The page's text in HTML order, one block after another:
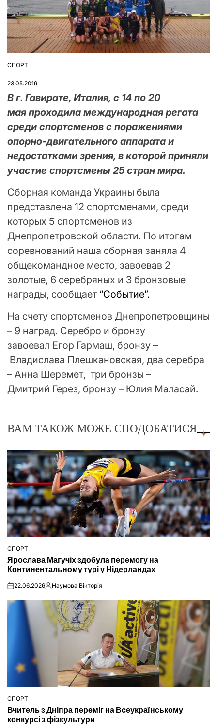
ОПУБЛІКУВАТИ
СПОРТ
23.05.2019
В г. Гавирате, Италия, с 14 по 20
мая проходила международная регата
среди спортсменов с поражениями
опорно-двигательного аппарата и
недостатками зрения, в которой приняли
участие спортсмены 25 стран мира.
Сборная команда Украины была
представлена 12 спортсменами, среди
которых 5 спортсменов из
Днепропетровской области. По итогам
соревнований наша сборная заняла 4
общекомандное место, завоевав 2
золотые, 6 серебряных и 3 бронзовые
награды, сообщает “Событие”.
На счету спортсменов Днепропетровщины
– 9 наград. Серебро и бронзу
завоевал Егор Гармаш, бронзу –
Владислава Плешкановская, два серебра
– Анна Шеремет, три бронзы –
Дмитрий Герез, бронзу – Юлия Маласай.
ВАМ ТАКОЖ МОЖЕ СПОДОБАТИСЯ
ОПУБЛІКУВАТИ
У
СПОРТ
Ярослава Магучіх здобула перемогу на
Континентальному турі у Нідерландах
on22.06.2026Опубліковано
Наумова Вікторія
ОПУБЛІКУВАТИ
У
СПОРТ
Вчитель з Дніпра переміг на Всеукраїнському
конкурсі з фізкультури